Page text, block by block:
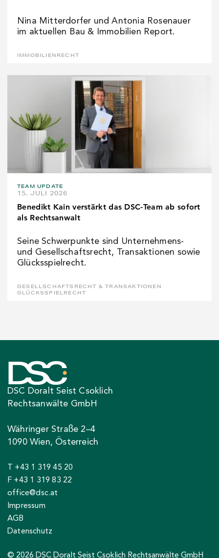
Nina Mitterdorfer und Antonia Rosenauer
im aktuellen Bau & Immobilien Report.
IMMOBILIENRECHT
TEAM UPDATE
15. JULI 2026
Benedikt Kain verstärkt das DSC-Team ab sofort
als Rechtsanwalt
Seine Schwerpunkte sind Unternehmens-
und Gesellschaftsrecht, Transaktionen sowie
Glücksspielrecht.
GESELLSCHAFTSRECHT & TRANSAKTIONEN
GLÜCKSSPIELRECHT
DSC Doralt Seist Csoklich
Rechtsanwälte GmbH
Währinger Straße 2–4
1090 Wien, Österreich
T +43 1 319 45 20
F +43 1 319 83 22
office@dsc.at
Impressum
AGB
Datenschutz
© 2026 DSC Doralt Seist Csoklich Rechtsanwälte GmbH